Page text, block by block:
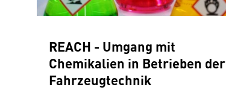
REACH - Umgang mit
Chemikalien in Betrieben der
Fahrzeugtechnik